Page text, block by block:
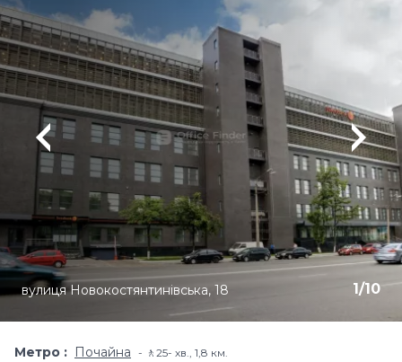
1/10
вулиця Новокостянтинівська, 18
Метро Почайна 🚶25- хв​., 1,8 км.